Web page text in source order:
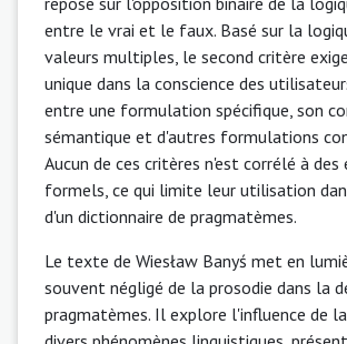
entre le vrai et le faux. Basé sur la
valeurs multiples, le second critère
unique dans la conscience des
entre une formulation spécifique, son
sémantique et d'autres formulations
Aucun de ces critères n'est corrélé à des
formels, ce qui limite leur utilisation
d'un dictionnaire de pragmatèmes.
Le texte de Wiesław Banyś met en
souvent négligé de la prosodie dans la
pragmatèmes. Il explore l'influence de